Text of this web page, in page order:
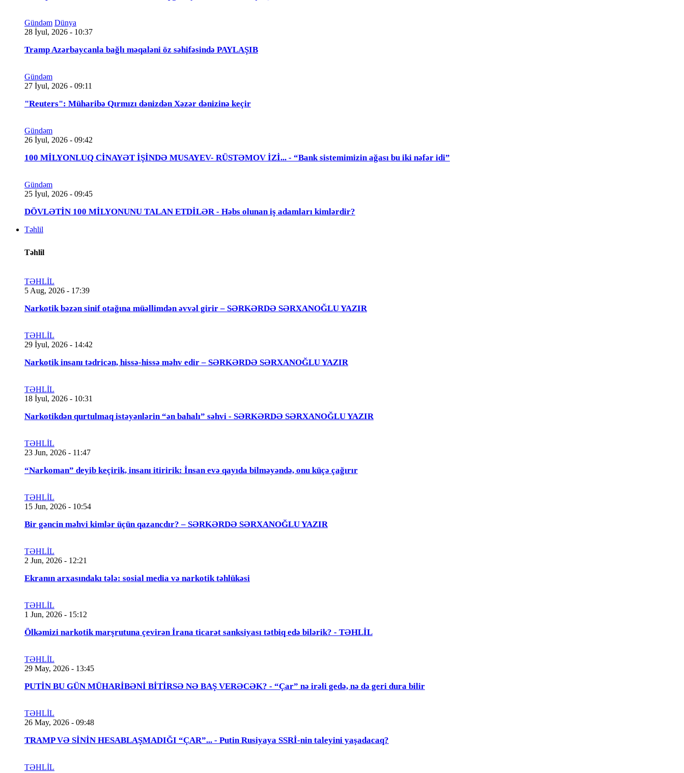
Gündəm Dünya
28 İyul, 2026 - 10:37
Tramp Azərbaycanla bağlı məqaləni öz səhifəsində PAYLAŞIB
Gündəm
27 İyul, 2026 - 09:11
"Reuters": Müharibə Qırmızı dənizdən Xəzər dənizinə keçir
Gündəm
26 İyul, 2026 - 09:42
100 MİLYONLUQ CİNAYƏT İŞİNDƏ MUSAYEV- RÜSTƏMOV İZİ... - “Bank sistemimizin ağası bu iki nəfər idi”
Gündəm
25 İyul, 2026 - 09:45
DÖVLƏTİN 100 MİLYONUNU TALAN ETDİLƏR - Həbs olunan iş adamları kimlərdir?
Təhlil
Təhlil
TƏHLİL
5 Aug, 2026 - 17:39
Narkotik bəzən sinif otağına müəllimdən əvvəl girir – SƏRKƏRDƏ SƏRXANOĞLU YAZIR
TƏHLİL
29 İyul, 2026 - 14:42
Narkotik insanı tədricən, hissə-hissə məhv edir – SƏRKƏRDƏ SƏRXANOĞLU YAZIR
TƏHLİL
18 İyul, 2026 - 10:31
Narkotikdən qurtulmaq istəyənlərin “ən bahalı” səhvi - SƏRKƏRDƏ SƏRXANOĞLU YAZIR
TƏHLİL
23 Jun, 2026 - 11:47
“Narkoman” deyib keçirik, insanı itiririk: İnsan evə qayıda bilməyəndə, onu küçə çağırır
TƏHLİL
15 Jun, 2026 - 10:54
Bir gəncin məhvi kimlər üçün qazancdır? – SƏRKƏRDƏ SƏRXANOĞLU YAZIR
TƏHLİL
2 Jun, 2026 - 12:21
Ekranın arxasındakı tələ: sosial media və narkotik təhlükəsi
TƏHLİL
1 Jun, 2026 - 15:12
Ölkəmizi narkotik marşrutuna çevirən İrana ticarət sanksiyası tətbiq edə bilərik? - TƏHLİL
TƏHLİL
29 May, 2026 - 13:45
PUTİN BU GÜN MÜHARİBƏNİ BİTİRSƏ NƏ BAŞ VERƏCƏK? - “Çar” nə irəli gedə, nə də geri dura bilir
TƏHLİL
26 May, 2026 - 09:48
TRAMP VƏ SİNİN HESABLAŞMADIĞI “ÇAR”... - Putin Rusiyaya SSRİ-nin taleyini yaşadacaq?
TƏHLİL